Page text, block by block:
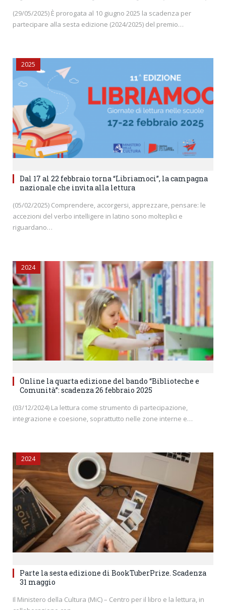
(29/05/2025) È prorogata al 10 giugno 2025 la scadenza per
partecipare alla sesta edizione (2024/2025) del premio…
2025
Dal 17 al 22 febbraio torna “Libriamoci”, la campagna
nazionale che invita alla lettura
(05/02/2025) Comprendere, accorgersi, apprezzare, pensare: le
accezioni del verbo intelligere in latino sono molteplici e
riguardano…
2024
Online la quarta edizione del bando “Biblioteche e
Comunità”: scadenza 26 febbraio 2025
(03/12/2024) La lettura come strumento di partecipazione,
integrazione e coesione, soprattutto nelle zone interne e…
2024
Parte la sesta edizione di BookTuberPrize. Scadenza
31 maggio
Il Ministero della Cultura (MiC) – Centro per il libro e la lettura, in